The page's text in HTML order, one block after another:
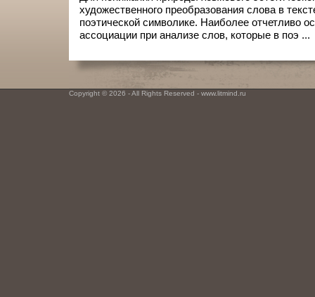
художественного преобразования слова в
поэтической символике. Наиболее отчетливо
ассоциации при анализе слов, которые в поэ ...
Copyright © 2026 - All Rights Reserved - www.litmind.ru